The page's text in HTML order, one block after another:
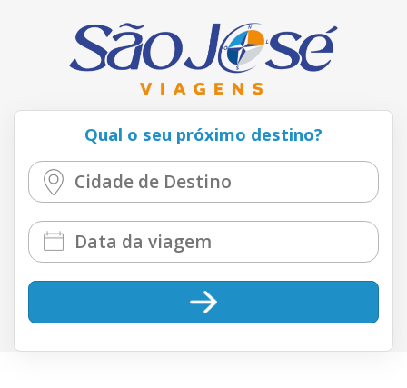
Qual o seu próximo destino?